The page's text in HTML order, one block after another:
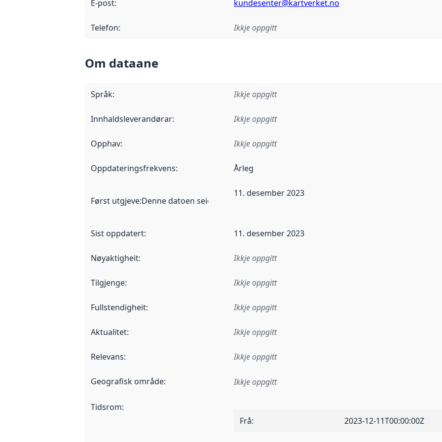
E-post: kundesenter@kartverket.no
Telefon: Ikkje oppgitt
Om dataane
Språk: Ikkje oppgitt
Innhaldsleverandørar: Ikkje oppgitt
Opphav: Ikkje oppgitt
Oppdateringsfrekvens: Årleg
Først utgjeve:Denne datoen seier når dataa i dette datasettet først blei utgitt. Det kan ha
11. desember 2023
Sist oppdatert: 11. desember 2023
Nøyaktigheit: Ikkje oppgitt
Tilgjenge: Ikkje oppgitt
Fullstendigheit: Ikkje oppgitt
Aktualitet: Ikkje oppgitt
Relevans: Ikkje oppgitt
Geografisk område: Ikkje oppgitt
Tidsrom:
Frå: 2023-12-11T00:00:00Z